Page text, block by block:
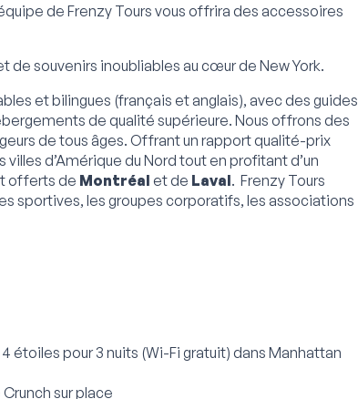
de Frenzy Tours vous offrira des accessoires
souvenirs inoubliables au cœur de New York.
et bilingues (français et anglais), avec des guides
de qualité supérieure. Nous offrons des
de tous âges. Offrant un rapport qualité-prix
d’Amérique du Nord tout en profitant d’un
offerts de Montréal et de Laval . Frenzy Tours
sportives, les groupes corporatifs, les associations
pour 3 nuits (Wi-Fi gratuit) dans Manhattan
sur place